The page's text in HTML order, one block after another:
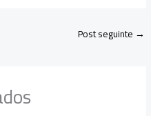
Post seguinte →